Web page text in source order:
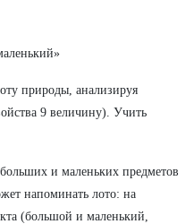
природы, анализируя
9 величину). Учить
и маленьких предметов
напоминать лото: на
(большой и маленький,